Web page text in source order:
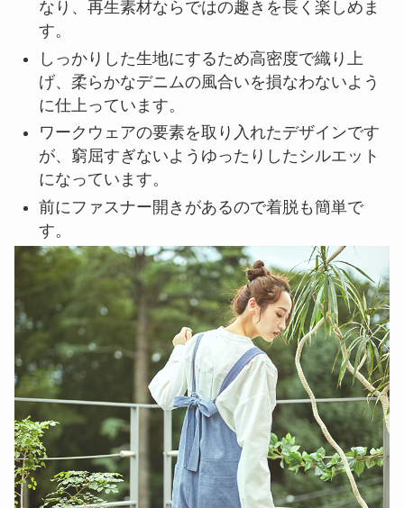
なり、再生素材ならではの趣きを長く楽しめま
す。
しっかりした生地にするため高密度で織り上
げ、柔らかなデニムの風合いを損なわないよう
に仕上っています。
ワークウェアの要素を取り入れたデザインです
が、窮屈すぎないようゆったりしたシルエット
になっています。
前にファスナー開きがあるので着脱も簡単で
す。